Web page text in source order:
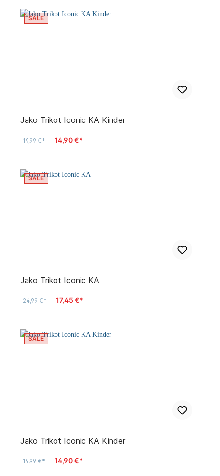
SALE
Jako Trikot Iconic KA Kinder
19,99 €* 14,90 €*
SALE
Jako Trikot Iconic KA
24,99 €* 17,45 €*
SALE
Jako Trikot Iconic KA Kinder
19,99 €* 14,90 €*